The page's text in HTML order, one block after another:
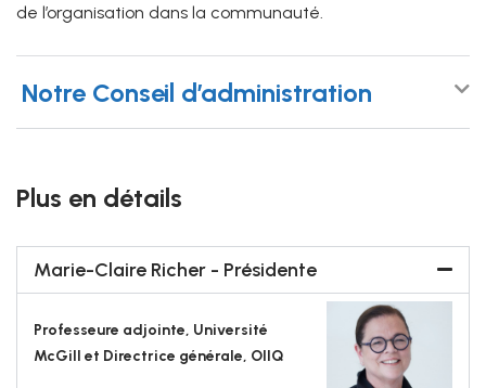
de l’organisation dans la communauté.
Notre Conseil d’administration
Plus en détails
Marie-Claire Richer - Présidente
Professeure adjointe, Université
McGill et Directrice générale, OIIQ